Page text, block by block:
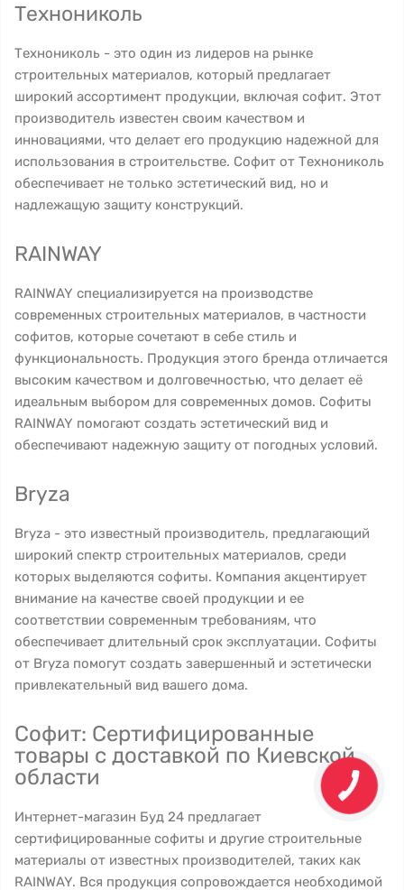
Технониколь
Технониколь - это один из лидеров на рынке
строительных материалов, который предлагает
широкий ассортимент продукции, включая софит. Этот
производитель известен своим качеством и
инновациями, что делает его продукцию надежной для
использования в строительстве. Софит от Технониколь
обеспечивает не только эстетический вид, но и
надлежащую защиту конструкций.
RAINWAY
RAINWAY специализируется на производстве
современных строительных материалов, в частности
софитов, которые сочетают в себе стиль и
функциональность. Продукция этого бренда отличается
высоким качеством и долговечностью, что делает её
идеальным выбором для современных домов. Софиты
RAINWAY помогают создать эстетический вид и
обеспечивают надежную защиту от погодных условий.
Bryza
Bryza - это известный производитель, предлагающий
широкий спектр строительных материалов, среди
которых выделяются софиты. Компания акцентирует
внимание на качестве своей продукции и ее
соответствии современным требованиям, что
обеспечивает длительный срок эксплуатации. Софиты
от Bryza помогут создать завершенный и эстетически
привлекательный вид вашего дома.
Софит: Сертифицированные
товары с доставкой по Киевской
области
Интернет-магазин Буд 24 предлагает
сертифицированные софиты и другие строительные
материалы от известных производителей, таких как
RAINWAY. Вся продукция сопровождается необходимой